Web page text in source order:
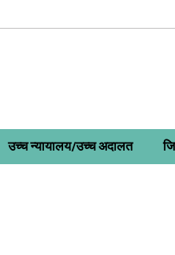
उच्च न्यायालय/उच्च अदालत